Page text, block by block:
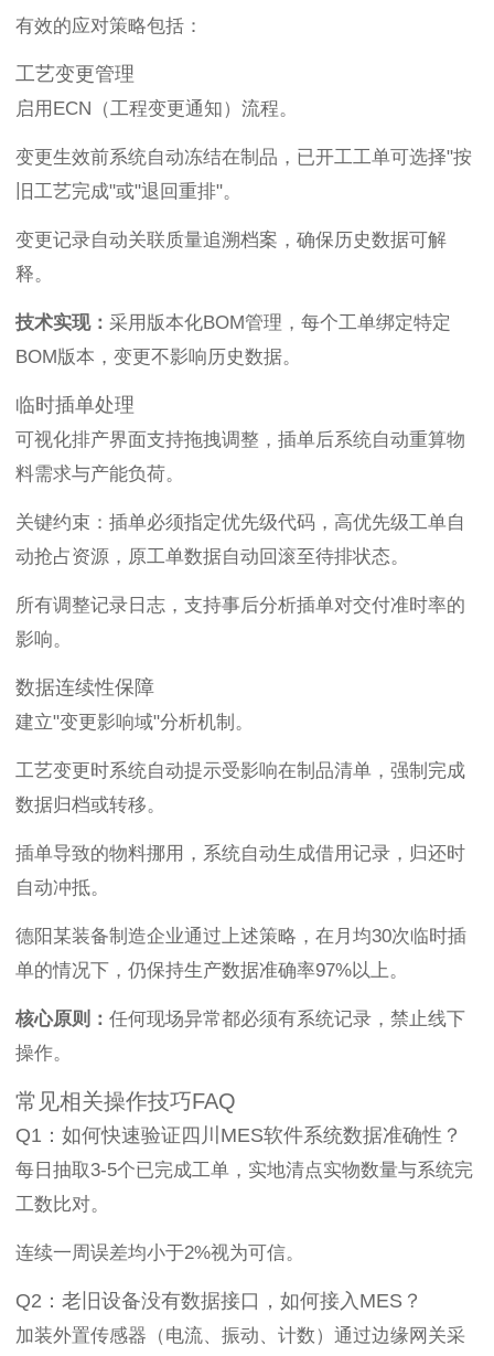
有效的应对策略包括：
工艺变更管理
启用ECN（工程变更通知）流程。
变更生效前系统自动冻结在制品，已开工工单可选择"按
旧工艺完成"或"退回重排"。
变更记录自动关联质量追溯档案，确保历史数据可解
释。
技术实现： 采用版本化BOM管理，每个工单绑定特定
BOM版本，变更不影响历史数据。
临时插单处理
可视化排产界面支持拖拽调整，插单后系统自动重算物
料需求与产能负荷。
关键约束：插单必须指定优先级代码，高优先级工单自
动抢占资源，原工单数据自动回滚至待排状态。
所有调整记录日志，支持事后分析插单对交付准时率的
影响。
数据连续性保障
建立"变更影响域"分析机制。
工艺变更时系统自动提示受影响在制品清单，强制完成
数据归档或转移。
插单导致的物料挪用，系统自动生成借用记录，归还时
自动冲抵。
德阳某装备制造企业通过上述策略，在月均30次临时插
单的情况下，仍保持生产数据准确率97%以上。
核心原则： 任何现场异常都必须有系统记录，禁止线下
操作。
常见相关操作技巧FAQ
Q1：如何快速验证四川MES软件系统数据准确性？
每日抽取3-5个已完成工单，实地清点实物数量与系统完
工数比对。
连续一周误差均小于2%视为可信。
Q2：老旧设备没有数据接口，如何接入MES？
加装外置传感器（电流、振动、计数）通过边缘网关采